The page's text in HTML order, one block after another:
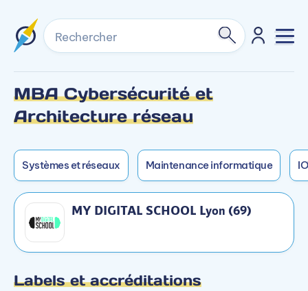
Rechercher
MBA Cybersécurité et
Architecture réseau
Systèmes et réseaux Maintenance informatique
MY DIGITAL SCHOOL Lyon (69)
Labels et accréditations
Formation non dispensée en initial sur ce
campus.
Formation non dispensée en mixte sur ce
campus.